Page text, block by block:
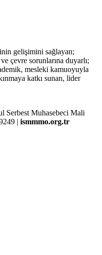
gelişimini sağlayan;
çevre sorunlarına duyarlı;
mesleki kamuoyuyla
katkı sunan, lider
Muhasebeci Mali
| ismmmo.org.tr